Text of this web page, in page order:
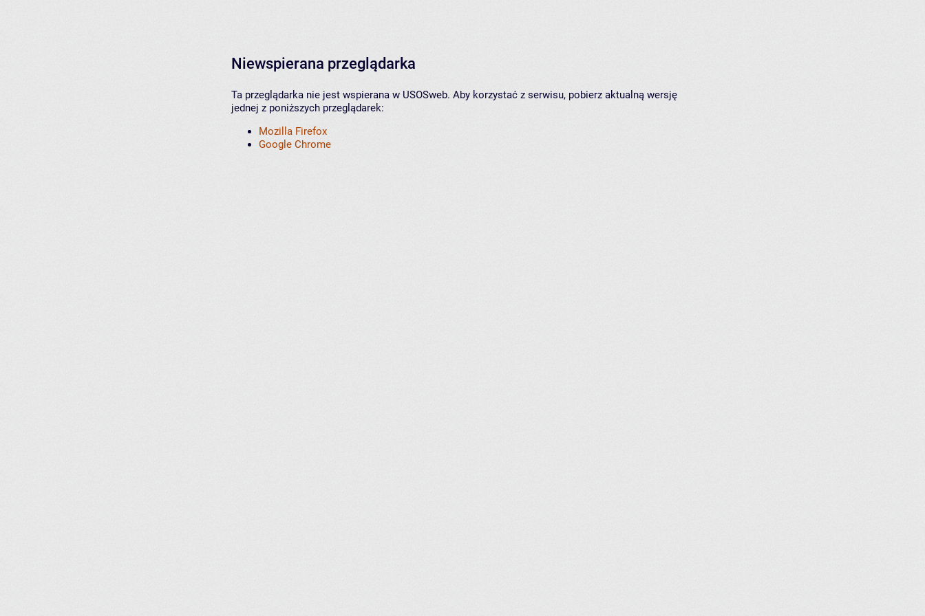
Niewspierana przeglądarka
Ta przeglądarka nie jest wspierana w USOSweb. Aby korzystać z serwisu, pobierz aktualną wersję
jednej z poniższych przeglądarek:
Mozilla Firefox
Google Chrome